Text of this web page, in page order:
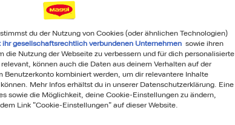
du der Nutzung von Cookies (oder ähnlichen Technologien)
gesellschaftsrechtlich verbundenen Unternehmen sowie ihren
die Nutzung der Webseite zu verbessern und für dich personalisierte
können auch die Daten aus deinem Verhalten auf der
Benutzerkonto kombiniert werden, um dir relevantere Inhalte
Mehr Infos erhältst du in unserer Datenschutzerklärung. Eine
sowie die Möglichkeit, deine Cookie-Einstellungen zu ändern,
Link "Cookie-Einstellungen" auf dieser Website.